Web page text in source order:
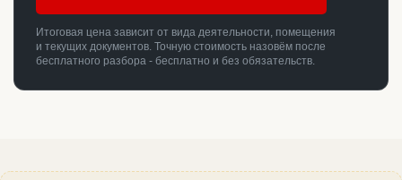
Итоговая цена зависит от вида деятельности, помещения
и текущих документов. Точную стоимость назовём после
бесплатного разбора - бесплатно и без обязательств.